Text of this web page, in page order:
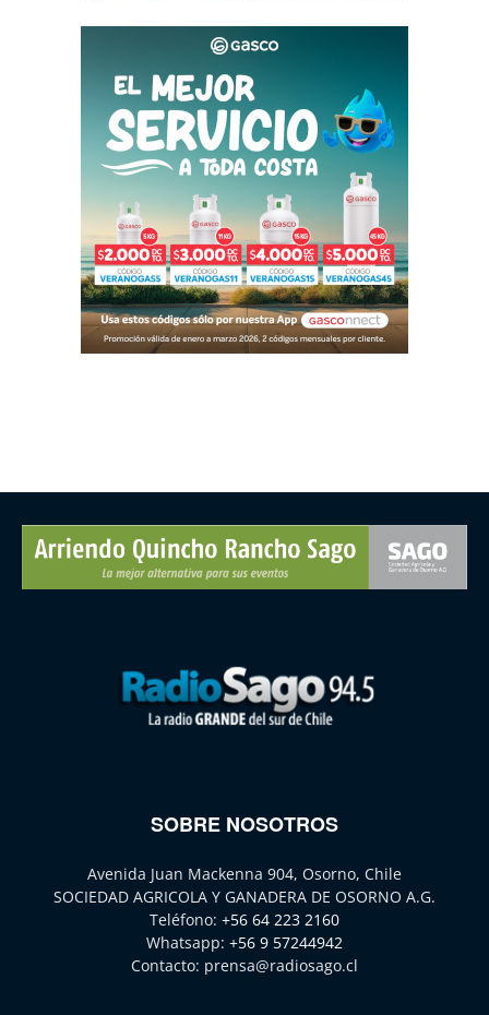
SOBRE NOSOTROS
Avenida Juan Mackenna 904, Osorno, Chile
SOCIEDAD AGRICOLA Y GANADERA DE OSORNO A.G.
Teléfono: +56 64 223 2160
Whatsapp: +56 9 57244942
Contacto: prensa@radiosago.cl